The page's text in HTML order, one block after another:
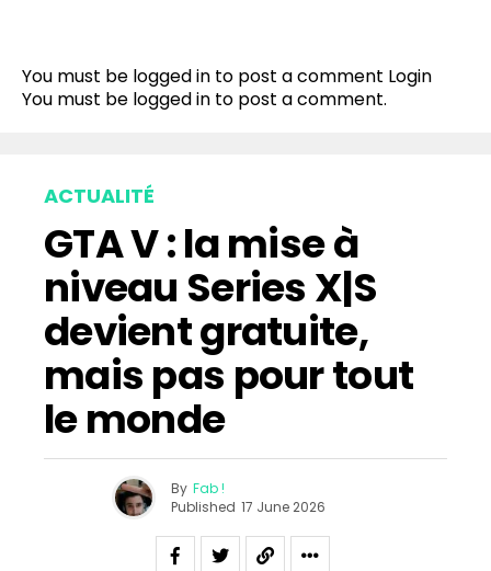
You must be logged in to post a comment Login
You must be logged in to post a comment.
ACTUALITÉ
GTA V : la mise à
niveau Series X|S
devient gratuite,
mais pas pour tout
le monde
By Fab !
Published 17 June 2026